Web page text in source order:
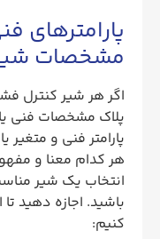
پارامترهای
مشخصات
اگر هر شیر کنترل
پلاک مشخصات فنی یا
پارامتر فنی و متغیر
هر کدام معنا و
انتخاب یک شیر
باشید. اجازه دهید
کنیم: